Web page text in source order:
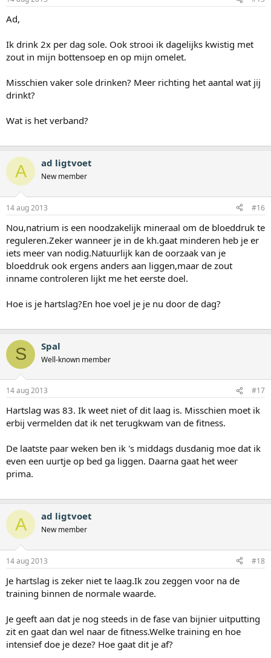
Ad,
Ik drink 2x per dag sole. Ook strooi ik dagelijks kwistig met
zout in mijn bottensoep en op mijn omelet.
Misschien vaker sole drinken? Meer richting het aantal wat jij
drinkt?
Wat is het verband?
A ad ligtvoet
New member
14 aug 2013 #16
Nou,natrium is een noodzakelijk mineraal om de bloeddruk te
reguleren.Zeker wanneer je in de kh.gaat minderen heb je er
iets meer van nodig.Natuurlijk kan de oorzaak van je
bloeddruk ook ergens anders aan liggen,maar de zout
inname controleren lijkt me het eerste doel.
Hoe is je hartslag?En hoe voel je je nu door de dag?
S Spal
Well-known member
14 aug 2013 #17
Hartslag was 83. Ik weet niet of dit laag is. Misschien moet ik
erbij vermelden dat ik net terugkwam van de fitness.
De laatste paar weken ben ik 's middags dusdanig moe dat ik
even een uurtje op bed ga liggen. Daarna gaat het weer
prima.
A ad ligtvoet
New member
14 aug 2013 #18
Je hartslag is zeker niet te laag.Ik zou zeggen voor na de
training binnen de normale waarde.
Je geeft aan dat je nog steeds in de fase van bijnier uitputting
zit en gaat dan wel naar de fitness.Welke training en hoe
intensief doe je deze? Hoe gaat dit je af?